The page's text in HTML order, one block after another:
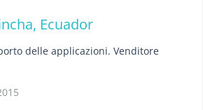
Ecuador
delle applicazioni. Venditore